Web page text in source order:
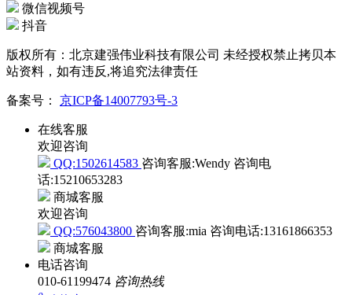
微信视频号
抖音
版权所有：北京建强伟业科技有限公司 未经授权禁止拷贝本
站资料，如有违反,将追究法律责任
备案号： 京ICP备14007793号-3
在线客服
欢迎咨询
QQ:1502614583 咨询客服:Wendy 咨询电
话:15210653283
商城客服
欢迎咨询
QQ:576043800 咨询客服:mia 咨询电话:13161866353
商城客服
电话咨询
010-61199474 咨询热线